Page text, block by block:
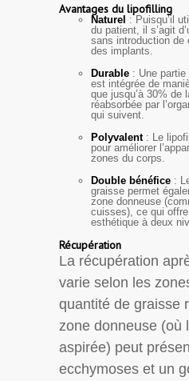
Avantages du lipofilling
Naturel : Puisqu’il
du patient, il s’agit
sans introduction de
des implants.
Durable : Une
est intégrée de
que jusqu’à 30% de
réabsorbée par
qui suivent.
Polyvalent: Le
pour améliorer
zones du corps.
Double bénéfice :
graisse permet
zone donneuse
cuisses), ce qui
esthétique à deux
Récupération
La récupération
varie selon les
quantité de graisse
zone donneuse (où
aspirée) peut
ecchymoses et un